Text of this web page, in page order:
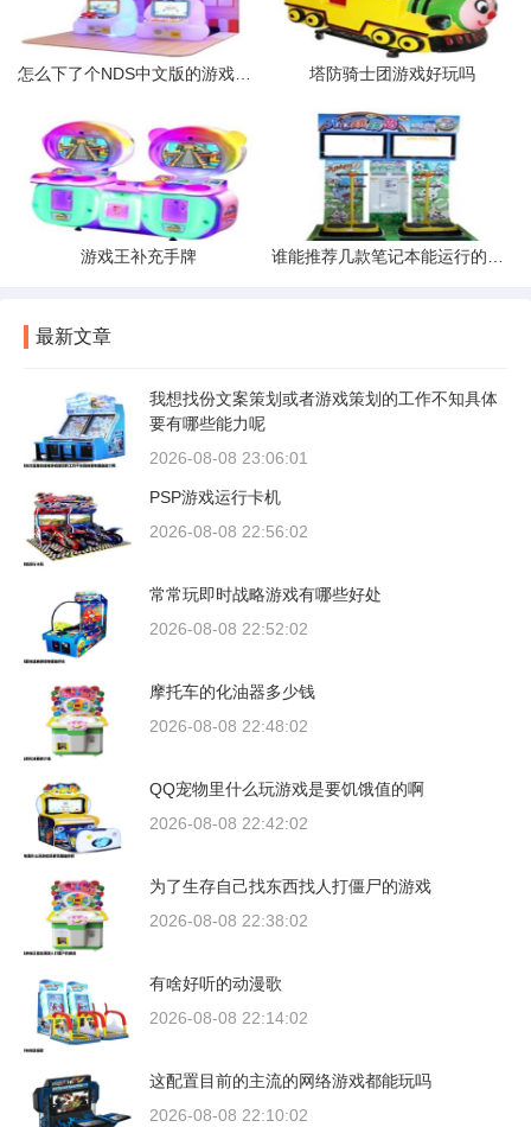
塔防骑士团游戏好玩吗
游戏王补充手牌
最新文章
我想找份文案策划或者游戏策划的工作不知具体
要有哪些能力呢
2026-08-08 23:06:01
PSP游戏运行卡机
2026-08-08 22:56:02
常常玩即时战略游戏有哪些好处
2026-08-08 22:52:02
摩托车的化油器多少钱
2026-08-08 22:48:02
QQ宠物里什么玩游戏是要饥饿值的啊
2026-08-08 22:42:02
为了生存自己找东西找人打僵尸的游戏
2026-08-08 22:38:02
有啥好听的动漫歌
2026-08-08 22:14:02
这配置目前的主流的网络游戏都能玩吗
2026-08-08 22:10:02